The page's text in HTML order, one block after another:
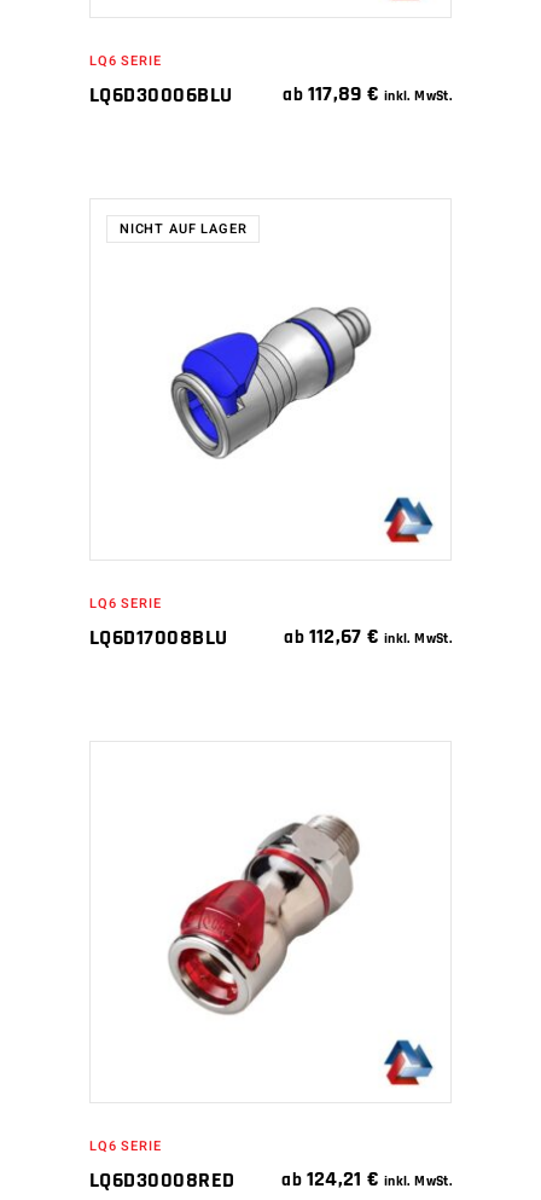
LQ6 SERIE
LQ6D30006BLU ab 117,89€ inkl. MwSt.
NICHT AUF LAGER
WEITERLESEN
LQ6 SERIE
LQ6D17008BLU ab 112,67€ inkl. MwSt.
IN DEN WARENKORB
LQ6 SERIE
LQ6D30008RED ab 124,21€ inkl. MwSt.